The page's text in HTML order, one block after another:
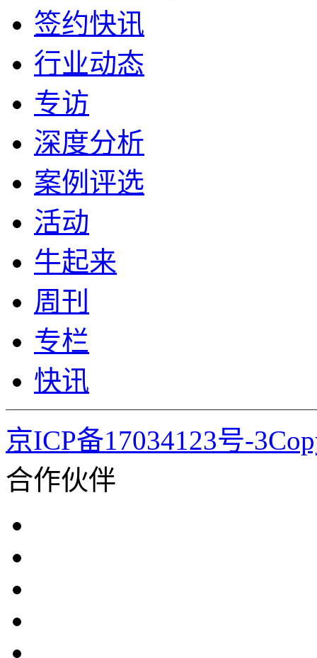
签约快讯
行业动态
专访
深度分析
案例评选
活动
牛起来
周刊
专栏
快讯
京ICP备17034123号-
合作伙伴